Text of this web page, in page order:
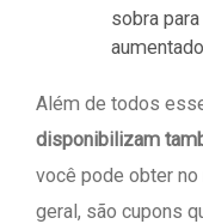
sobra
Além de todos
disponibilizam
você pode obter no
geral, são cupons